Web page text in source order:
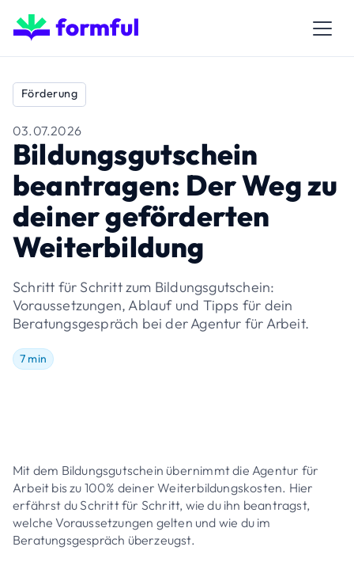
Förderung
03.07.2026
Bildungsgutschein
beantragen: Der Weg zu
deiner geförderten
Weiterbildung
Schritt für Schritt zum Bildungsgutschein:
Voraussetzungen, Ablauf und Tipps für dein
Beratungsgespräch bei der Agentur für Arbeit.
7 min
Mit dem Bildungsgutschein übernimmt die Agentur für
Arbeit bis zu 100% deiner Weiterbildungskosten. Hier
erfährst du Schritt für Schritt, wie du ihn beantragst,
welche Voraussetzungen gelten und wie du im
Beratungsgespräch überzeugst.